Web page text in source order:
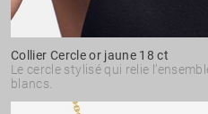
Collier Cercle or jaune 18 ct
Le cercle stylisé qui relie
blancs.